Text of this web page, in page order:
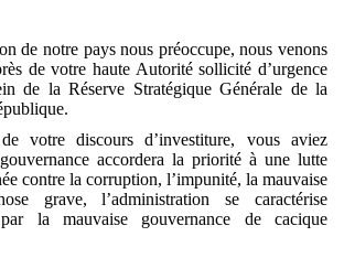
de notre pays nous préoccupe, nous venons
de votre haute Autorité sollicité d’urgence
de la Réserve Stratégique Générale de la
votre discours d’investiture, vous aviez
accordera la priorité à une lutte
contre la corruption, l’impunité, la mauvaise
grave, l’administration se caractérise
la mauvaise gouvernance de cacique